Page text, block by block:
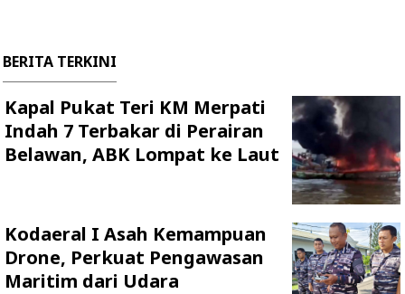
BERITA TERKINI
Kapal Pukat Teri KM Merpati
Indah 7 Terbakar di Perairan
Belawan, ABK Lompat ke Laut
Kodaeral I Asah Kemampuan
Drone, Perkuat Pengawasan
Maritim dari Udara